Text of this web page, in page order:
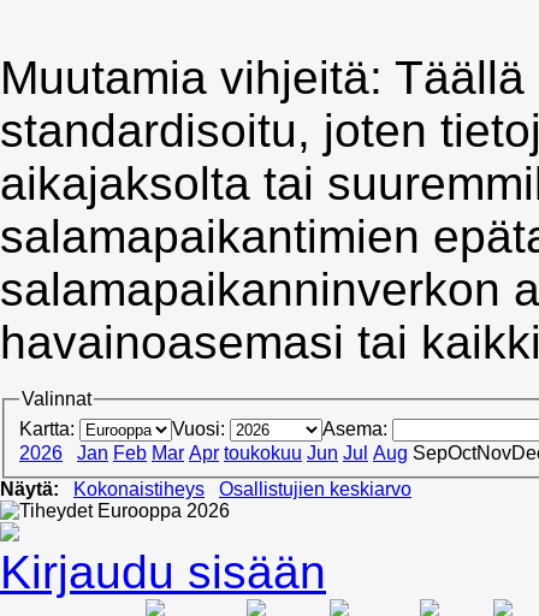
Muutamia vihjeitä:
standardisoitu, joten
aikajaksolta tai
salamapaikantimien
salamapaikanninverkon
havainoasemasi tai
Valinnat
Kartta:
Vuosi:
Asema:
2026
Jan Feb Mar Apr toukokuu Jun Jul Aug SepOctNov
Näytä:
Kokonaistiheys Osallistujien keskiarvo
Kirjaudu sisään